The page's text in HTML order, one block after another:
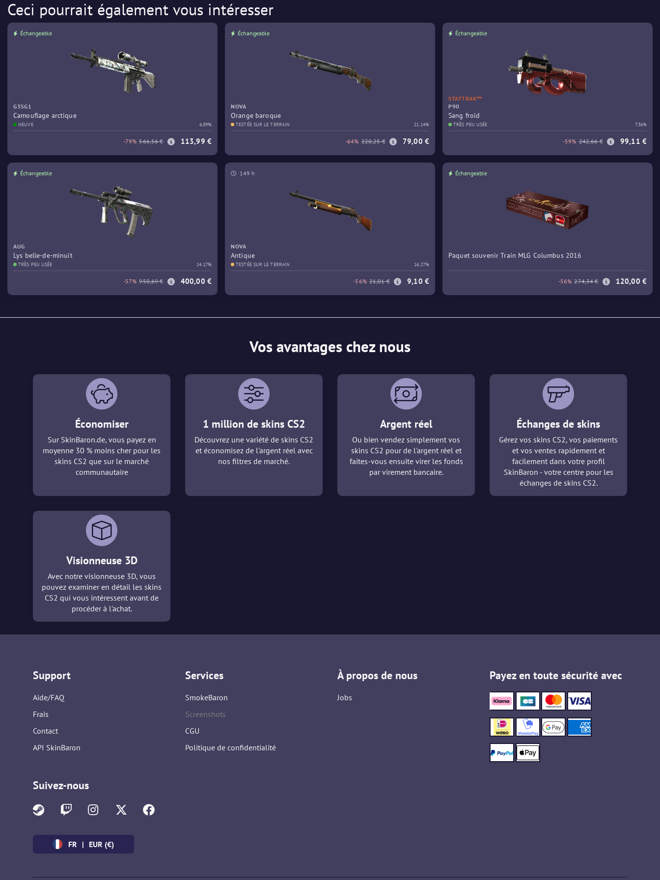
Ceci pourrait également vous intéresser
Échangeable
G3SG1
Camouflage arctique
NEUVE 6.89%
-79% 566,56 € 113,99 €
Échangeable
NOVA
Orange baroque
TESTÉE SUR LE TERRAIN 21.14%
-64% 220,25 € 79,00 €
Échangeable
STATTRAK™
P90
Sang froid
TRÈS PEU USÉE 7.36%
-59% 242,66 € 99,11 €
Échangeable
AUG
Lys belle-de-minuit
TRÈS PEU USÉE 14.17%
-57% 950,69 € 400,00 €
149 h
NOVA
Antique
TESTÉE SUR LE TERRAIN 16.27%
-56% 21,01 € 9,10 €
Échangeable
Paquet souvenir Train MLG Columbus 2016
-56% 274,34 € 120,00 €
Vos avantages chez nous
Économiser
Sur SkinBaron.de, vous payez en
moyenne 30 % moins cher pour les
skins CS2 que sur le marché
communautaire
1 million de skins CS2
Découvrez une variété de skins CS2
et économisez de l'argent réel avec
nos filtres de marché.
Argent réel
Ou bien vendez simplement vos
skins CS2 pour de l'argent réel et
faites-vous ensuite virer les fonds
par virement bancaire.
Échanges de skins
Gérez vos skins CS2, vos paiements
et vos ventes rapidement et
facilement dans votre profil
SkinBaron - votre centre pour les
échanges de skins CS2.
Visionneuse 3D
Avec notre visionneuse 3D, vous
pouvez examiner en détail les skins
CS2 qui vous intéressent avant de
procéder à l'achat.
Support
Aide/FAQ
Frais
Contact
API SkinBaron
Services
SmokeBaron
Screenshots
CGU
Politique de confidentialité
À propos de nous
Jobs
Payez en toute sécurité avec
Suivez-nous
FR | EUR (€)